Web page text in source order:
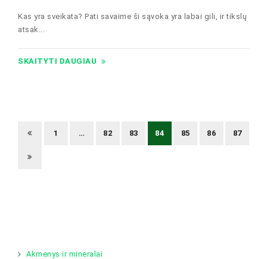
Kas yra sveikata? Pati savaime ši sąvoka yra labai gili, ir tikslų
atsak...
SKAITYTI DAUGIAU
1 … 82 83 84 85 86 87
Akmenys ir mineralai